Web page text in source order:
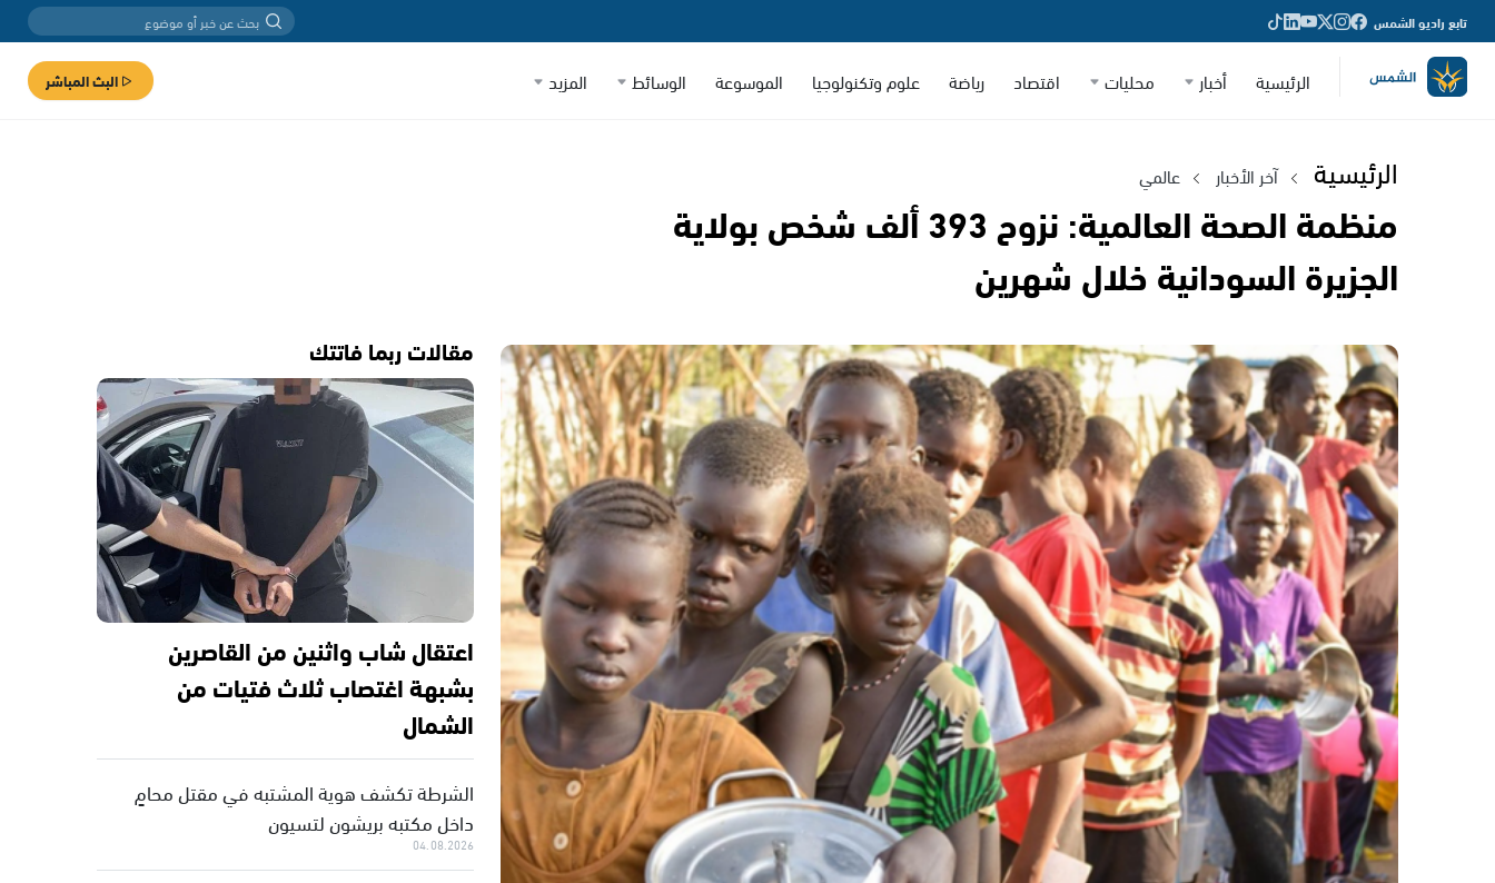
تابع راديو الشمس
الرئيسية أخبار محليات اقتصاد رياضة علوم وتكنولوجيا الموسوعة الوسائط المزيد البث المباشر
الرئيسية آخر الأخبار عالمي
منظمة الصحة العالمية: نزوح 393 ألف شخص بولاية
الجزيرة السودانية خلال شهرين
مقالات ربما فاتتك
اعتقال شاب واثنين من القاصرين
بشبهة اغتصاب ثلاث فتيات من
الشمال
الشرطة تكشف هوية المشتبه في مقتل محامٍ
داخل مكتبه بريشون لتسيون
04.08.2026